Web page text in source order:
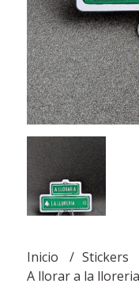
Inicio Stickers
A llorar a la lloreria